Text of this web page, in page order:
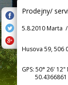
Prodejny/
5.8.2010 Marta /
Husova 59, 506
GPS: 50° 26' 12"
50.4366861